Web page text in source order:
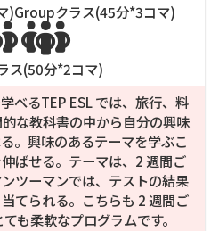
)Groupクラス(45分*3コマ)

ス(50分*2コマ)
べるTEP ESL では、旅行、料
な教科書の中から自分の興味
。興味のあるテーマを学ぶこ
ばせる。テーマは、2 週間ご
ツーマンでは、テストの結果
てられる。こちらも 2 週間ご
も柔軟なプログラムです。